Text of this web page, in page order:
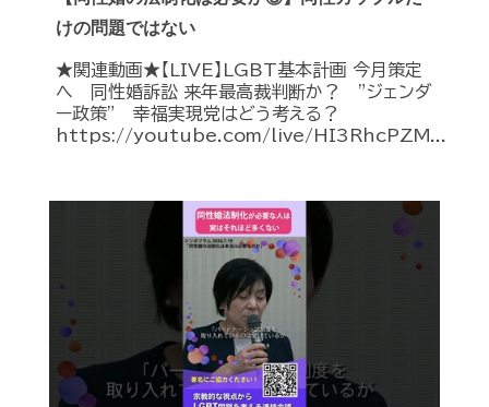
けの問題ではない
★関連動画★【LIVE】LGBT基本計画 今月策定
へ 同性婚訴訟 来年最高裁判断か？ ”ジェンダ
ー政策” 幸福実現党はどう考える？
https://youtube.com/live/HI3RhcPZM...